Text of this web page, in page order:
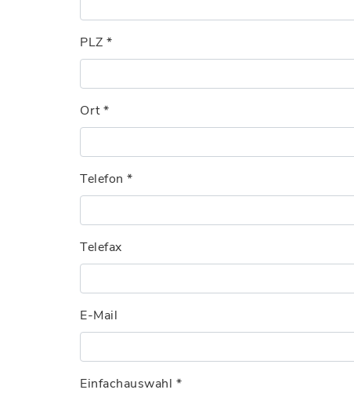
PLZ *
Ort*
Telefon *
Telefax
E-Mail
Einfachauswahl *